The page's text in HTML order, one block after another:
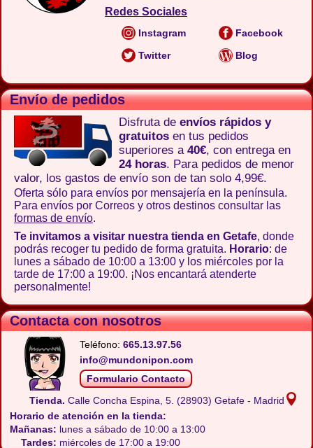
Redes Sociales
Instagram
Facebook
Twitter
Blog
Envío de pedidos
Disfruta de envíos rápidos y
gratuitos en tus pedidos
superiores a 40€, con entrega en
24 horas. Para pedidos de menor
valor, los gastos de envío son de tan solo 4,99€.
Oferta sólo para envíos por mensajería en la península.
Para envíos por Correos y otros destinos consultar las
formas de envío.
Te invitamos a visitar nuestra tienda en Getafe, donde
podrás recoger tu pedido de forma gratuita. Horario: de
lunes a sábado de 10:00 a 13:00 y los miércoles por la
tarde de 17:00 a 19:00. ¡Nos encantará atenderte
personalmente!
Contacta con nosotros
Teléfono: 665.13.97.56
info@mundonipon.com
Formulario Contacto
Tienda. Calle Concha Espina, 5. (28903) Getafe - Madrid
Horario de atención en la tienda:
Mañanas: lunes a sábado de 10:00 a 13:00
Tardes: miércoles de 17:00 a 19:00